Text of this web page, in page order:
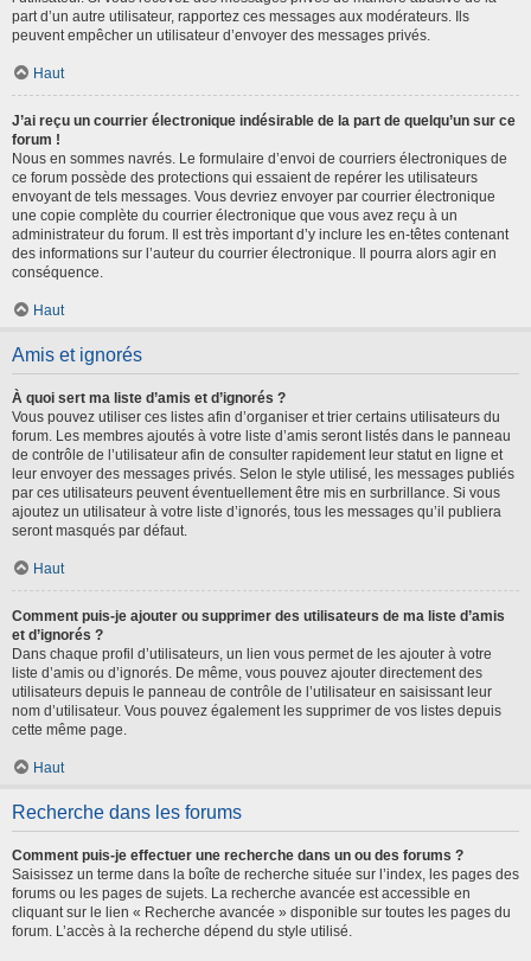
part d’un autre utilisateur, rapportez ces messages aux modérateurs. Ils
peuvent empêcher un utilisateur d’envoyer des messages privés.
Haut
J’ai reçu un courrier électronique indésirable de la part de quelqu’un sur ce
forum !
Nous en sommes navrés. Le formulaire d’envoi de courriers électroniques de
ce forum possède des protections qui essaient de repérer les utilisateurs
envoyant de tels messages. Vous devriez envoyer par courrier électronique
une copie complète du courrier électronique que vous avez reçu à un
administrateur du forum. Il est très important d’y inclure les en-têtes contenant
des informations sur l’auteur du courrier électronique. Il pourra alors agir en
conséquence.
Haut
Amis et ignorés
À quoi sert ma liste d’amis et d’ignorés ?
Vous pouvez utiliser ces listes afin d’organiser et trier certains utilisateurs du
forum. Les membres ajoutés à votre liste d’amis seront listés dans le panneau
de contrôle de l’utilisateur afin de consulter rapidement leur statut en ligne et
leur envoyer des messages privés. Selon le style utilisé, les messages publiés
par ces utilisateurs peuvent éventuellement être mis en surbrillance. Si vous
ajoutez un utilisateur à votre liste d’ignorés, tous les messages qu’il publiera
seront masqués par défaut.
Haut
Comment puis-je ajouter ou supprimer des utilisateurs de ma liste d’amis
et d’ignorés ?
Dans chaque profil d’utilisateurs, un lien vous permet de les ajouter à votre
liste d’amis ou d’ignorés. De même, vous pouvez ajouter directement des
utilisateurs depuis le panneau de contrôle de l’utilisateur en saisissant leur
nom d’utilisateur. Vous pouvez également les supprimer de vos listes depuis
cette même page.
Haut
Recherche dans les forums
Comment puis-je effectuer une recherche dans un ou des forums ?
Saisissez un terme dans la boîte de recherche située sur l’index, les pages des
forums ou les pages de sujets. La recherche avancée est accessible en
cliquant sur le lien « Recherche avancée » disponible sur toutes les pages du
forum. L’accès à la recherche dépend du style utilisé.